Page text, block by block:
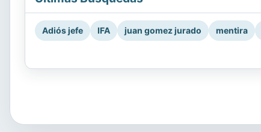
Adiós jefe IFA juan gomez jurado mentira